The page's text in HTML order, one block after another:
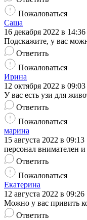
Пожаловаться
Саша
16 декабря 2022 в 14:36
Подскажите, у вас
Ответить
Пожаловаться
Ирина
12 октября 2022 в 09:03
У вас есть узи для
Ответить
Пожаловаться
марина
15 августа 2022 в 09:13
персонал внимателен
Ответить
Пожаловаться
Екатерина
12 августа 2022 в 09:26
Можно у вас привить
Ответить